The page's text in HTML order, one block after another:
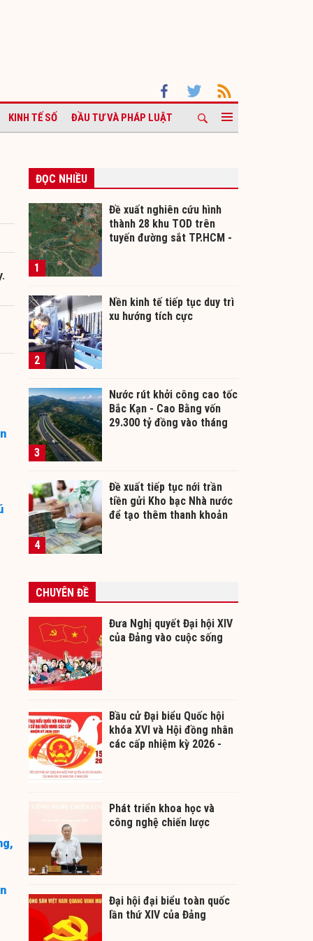
KINH TẾ SỐ ĐẦU TƯ VÀ PHÁP LUẬT
ĐỌC NHIỀU
1
Đề xuất nghiên cứu hình
thành 28 khu TOD trên
tuyến đường sắt TP.HCM -
2
Nền kinh tế tiếp tục duy trì
xu hướng tích cực
3
Nước rút khởi công cao tốc
Bắc Kạn - Cao Bằng vốn
29.300 tỷ đồng vào tháng
4
Đề xuất tiếp tục nới trần
tiền gửi Kho bạc Nhà nước
để tạo thêm thanh khoản
CHUYÊN ĐỀ
Đưa Nghị quyết Đại hội XIV
của Đảng vào cuộc sống
Bầu cử Đại biểu Quốc hội
khóa XVI và Hội đồng nhân
các cấp nhiệm kỳ 2026 -
Phát triển khoa học và
công nghệ chiến lược
Đại hội đại biểu toàn quốc
lần thứ XIV của Đảng